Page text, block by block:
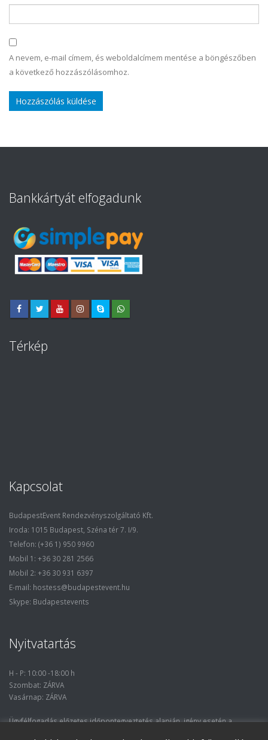
A nevem, e-mail címem, és weboldalcímem mentése a böngészőben
a következő hozzászólásomhoz.
Bankkártyát elfogadunk
Térkép
Kapcsolat
BudapestEvent Rendezvényszolgáltató Kft.
Iroda: 1015 Budapest, Széna tér 7. I/9.
Telefon: (+36 1) 950 9960
Mobil 1: +36 30 281 2566
Mobil 2: +36 30 931 6397
E-mail: hostess@budapestevent.hu
Skype: Budapestevents
Nyitvatartás
H - P: 10:00 -18:00 h
Szombat: ZÁRVA
Vasárnap: ZÁRVA
Ügyfélfogadás előzetes időpontegyeztetés alapján, igény esetén a